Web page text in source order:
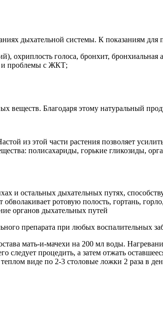
дыхательной системы. К показаниям для
охриплость голоса, бронхит, бронхиальная
и проблемы с ЖКТ;
веществ. Благодаря этому натуральный
из этой части растения позволяет
полисахариды, горькие гликозиды,
и остальных дыхательных путях,
ротовую полость, гортань,
органов дыхательных путей
препарата при любых воспалительных
мать-и-мачехи на 200 мл воды.
следует процедить, а затем отжать
виде по 2-3 столовые ложки 2 раза в